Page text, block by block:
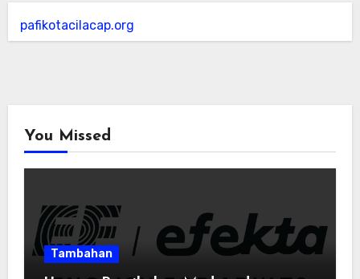
pafikotacilacap.org
You Missed
Tambahan